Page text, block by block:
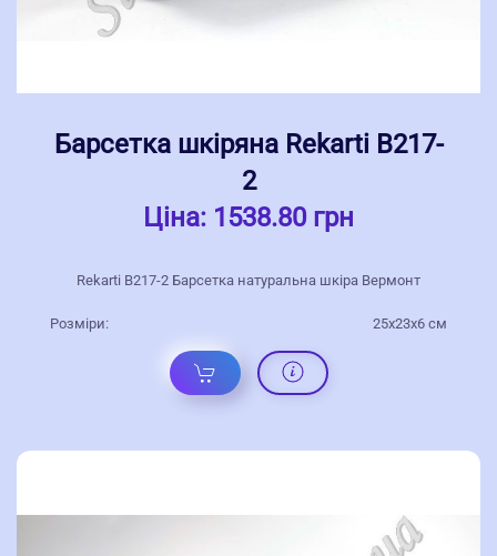
Барсетка шкіряна Rekarti В217-
2
Ціна: 1538.80 грн
Rekarti В217-2 Барсетка натуральна шкіра Вермонт
Розміри: 25х23х6 см